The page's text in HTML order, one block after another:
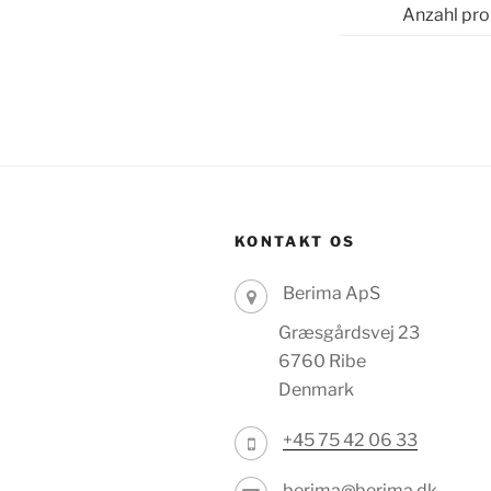
Anzahl
KONTAKT OS
Berima ApS
Græsgårdsvej 23
6760 Ribe
Denmark
+45 75 42 06 33